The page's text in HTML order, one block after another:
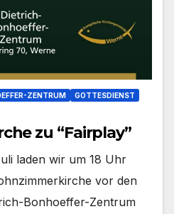
ZENTRUM
GOTTESDIENST
zu “Fairplay”
laden wir um 18 Uhr
vor den
Bonhoeffer-Zentrum